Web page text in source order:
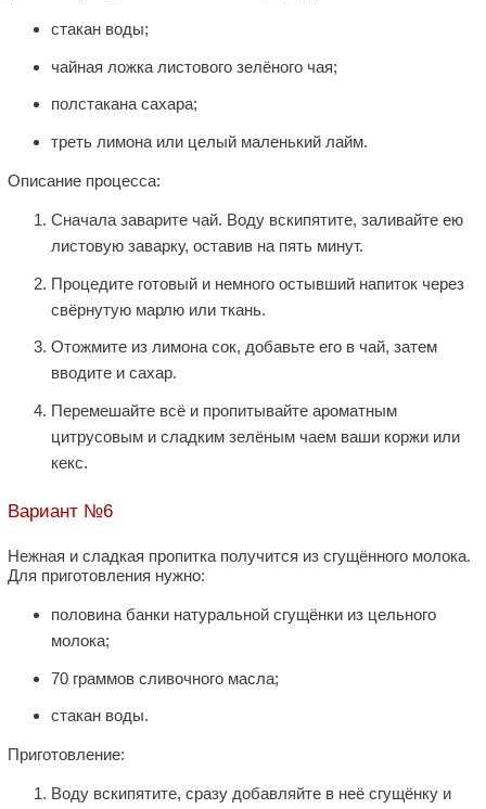
стакан воды;
чайная ложка листового зелёного чая;
полстакана сахара;
треть лимона или целый маленький лайм.
Описание процесса:
Сначала заварите чай. Воду вскипятите, заливайте ею
листовую заварку, оставив на пять минут.
Процедите готовый и немного остывший напиток через
свёрнутую марлю или ткань.
Отожмите из лимона сок, добавьте его в чай, затем
вводите и сахар.
Перемешайте всё и пропитывайте ароматным
цитрусовым и сладким зелёным чаем ваши коржи или
кекс.
Вариант №6
Нежная и сладкая пропитка получится из сгущённого молока.
Для приготовления нужно:
половина банки натуральной сгущёнки из цельного
молока;
70 граммов сливочного масла;
стакан воды.
Приготовление:
Воду вскипятите, сразу добавляйте в неё сгущёнку и